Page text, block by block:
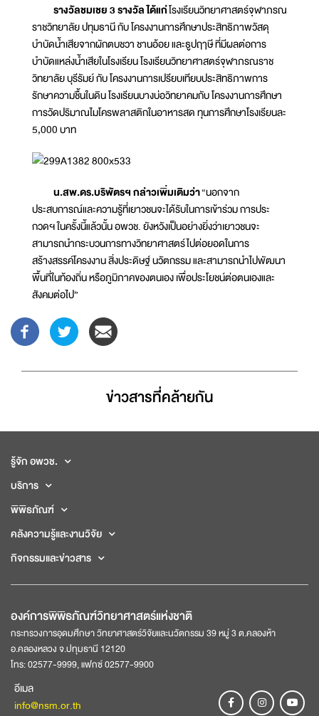
รางวัลชมเชย 3 รางวัล ได้แก่โรงเรียนวิทยาศาสตร์จุฬาภรณ
ราชวิทยาลัย ปทุมธานี กับ โครงงานการศึกษาประสิทธิภาพวัสดุ
บำบัดน้ำเสียจากผักตบชวา ชานอ้อย และธูปฤๅษี ที่มีผลต่อการ
บำบัดแหล่งน้ำเสียในโรงเรียน โรงเรียนวิทยาศาสตร์จุฬาภรณราช
วิทยาลัย บุรีรัมย์ กับ โครงงานการเปรียบเทียบประสิทธิภาพการ
รักษาความชื้นในดิน โรงเรียนบางบ่อวิทยาคมกับ โครงงานการศึกษา
การวัดปริมาณไมโครพลาสติกในอาหารสด ทุนการศึกษาโรงเรียนละ
5,000 บาท
น.สพ.ดร.บริพัตรฯ กล่าวเพิ่มเติมว่า“นอกจาก
ประสบการณ์และความรู้ที่เยาวชนจะได้รับในการเข้าร่วม การประ
กวดฯ ในครั้งนี้แล้วนั้น อพวช. ยังหวังเป็นอย่างยิ่งว่าเยาวชนจะ
สามารถนำกระบวนการทางวิทยาศาสตร์ไปต่อยอดในการ
สร้างสรรค์โครงงาน สิ่งประดิษฐ์ นวัตกรรม และสามารถนำไปพัฒนา
พื้นที่ในท้องถิ่น หรือภูมิภาคของตนเอง เพื่อประโยชน์ต่อตนเองและ
สังคมต่อไป”
ข่าวสารที่่คล้ายกัน
รู้จัก อพวช.
บริการ
พิพิธภัณฑ์
คลังความรู้และงานวิจัย
กิจกรรมและข่าวสาร
องค์การพิพิธภัณฑ์วิทยาศาสตร์แห่งชาติ
กระทรวงการอุดมศึกษา วิทยาศาสตร์วิจัยและนวัตกรรม 39 หมู่ 3 ต.คลองห้า
อ.คลองหลวง จ.ปทุมธานี 12120
โทร: 02577-9999, แฟกซ์ 02577-9900
อีเมล
info@nsm.or.th